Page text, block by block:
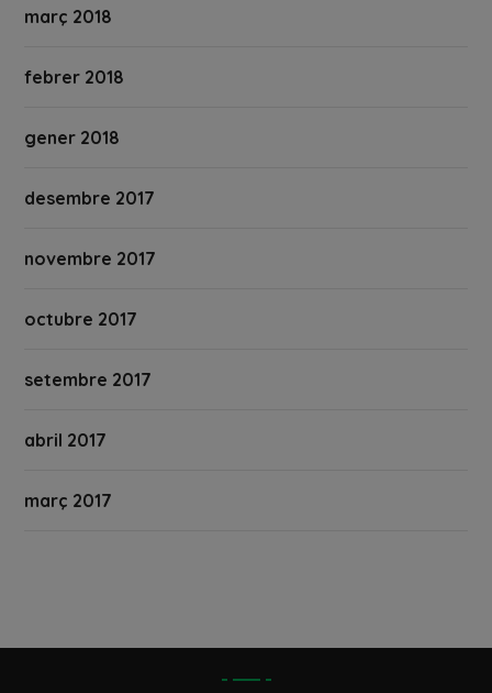
març 2018
febrer 2018
gener 2018
desembre 2017
novembre 2017
octubre 2017
setembre 2017
abril 2017
març 2017